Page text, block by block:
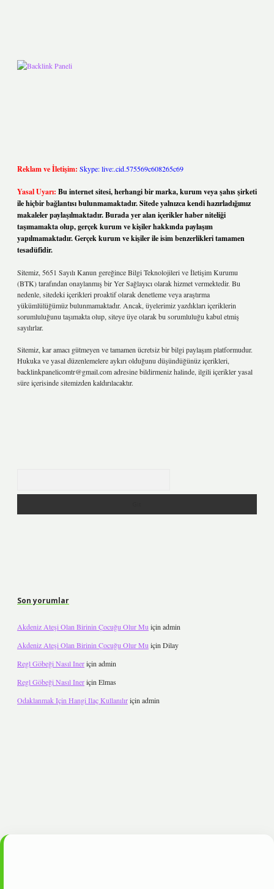
Reklam ve İletişim: Skype: live:.cid.575569c608265c69
Yasal Uyarı: Bu internet sitesi, herhangi bir marka, kurum veya şahıs şirketi
ile hiçbir bağlantısı bulunmamaktadır. Sitede yalnızca kendi hazırladığımız
makaleler paylaşılmaktadır. Burada yer alan içerikler haber niteliği
taşımamakta olup, gerçek kurum ve kişiler hakkında paylaşım
yapılmamaktadır. Gerçek kurum ve kişiler ile isim benzerlikleri tamamen
tesadüfidir.
Sitemiz, 5651 Sayılı Kanun gereğince Bilgi Teknolojileri ve İletişim Kurumu
(BTK) tarafından onaylanmış bir Yer Sağlayıcı olarak hizmet vermektedir. Bu
nedenle, sitedeki içerikleri proaktif olarak denetleme veya araştırma
yükümlülüğümüz bulunmamaktadır. Ancak, üyelerimiz yazdıkları içeriklerin
sorumluluğunu taşımakta olup, siteye üye olarak bu sorumluluğu kabul etmiş
sayılırlar.
Sitemiz, kar amacı gütmeyen ve tamamen ücretsiz bir bilgi paylaşım platformudur.
Hukuka ve yasal düzenlemelere aykırı olduğunu düşündüğünüz içerikleri,
backlinkpanelicomtr@gmail.comadresine bildirmeniz halinde, ilgili içerikler yasal
süre içerisinde sitemizden kaldırılacaktır.
Son yorumlar
Akdeniz Ateşi Olan Birinin Çocuğu Olur Mu için admin
Akdeniz Ateşi Olan Birinin Çocuğu Olur Mu için Dilay
Regl Göbeği Nasıl Ineriçin admin
Regl Göbeği Nasıl Ineriçin Elmas
Odaklanmak Için Hangi Ilaç Kullanılıriçin admin